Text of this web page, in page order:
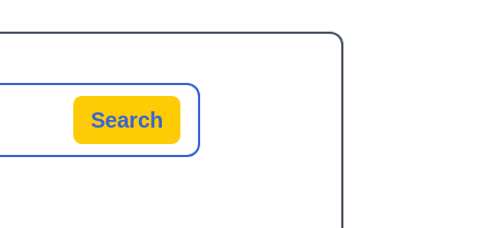
Search